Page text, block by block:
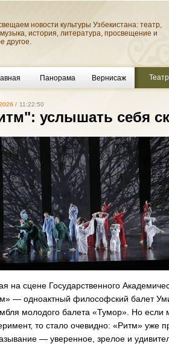
новости культуры Узбекистана: театр,
история, литература, просвещение и
другое.
Панорама Вернисаж Театр
/ 11:22:50
услышать себя
на сцене Государственного
— одноактный философский балет
молодого балета «Тумор». Но если
то стало очевидно: «Ритм» уже
— уверенное, зрелое и